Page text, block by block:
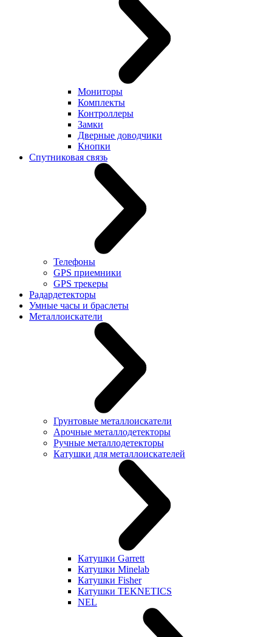
Мониторы
Комплекты
Контроллеры
Замки
Дверные доводчики
Кнопки
Спутниковая связь
Телефоны
GPS приемники
GPS трекеры
Радардетекторы
Умные часы и браслеты
Металлоискатели
Грунтовые металлоискатели
Арочные металлодетекторы
Ручные металлодетекторы
Катушки для металлоискателей
Катушки Garrett
Катушки Minelab
Катушки Fisher
Катушки TEKNETICS
NEL